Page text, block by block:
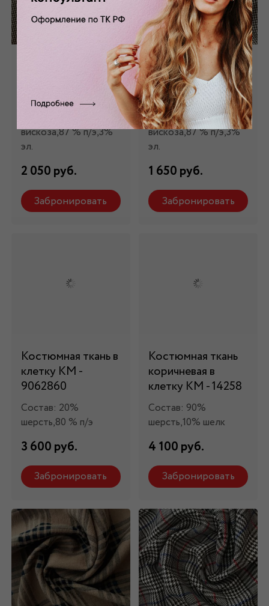
Костюмная ткань
2822
вискоза,87 % п/э,3%
эл.
2 050 руб.
Забронировать
Костюмная ткань
"гусиная лапка"
КМ - 461
Состав: 10%
вискоза,87 % п/э,3%
эл.
1 650 руб.
Забронировать
Костюмная ткань в
клетку КМ -
9062860
Состав: 20%
шерсть,80 % п/э
3 600 руб.
Забронировать
Костюмная ткань
коричневая в
клетку КМ - 14258
Состав: 90%
шерсть,10% шелк
4 100 руб.
Забронировать